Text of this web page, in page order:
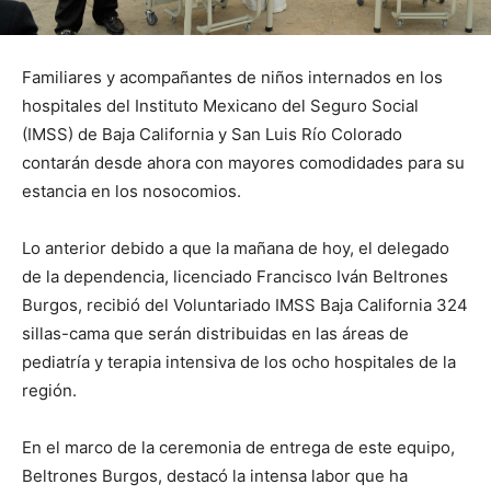
Familiares y acompañantes de niños internados en los
hospitales del Instituto Mexicano del Seguro Social
(IMSS) de Baja California y San Luis Río Colorado
contarán desde ahora con mayores comodidades para su
estancia en los nosocomios.
Lo anterior debido a que la mañana de hoy, el delegado
de la dependencia, licenciado Francisco Iván Beltrones
Burgos, recibió del Voluntariado IMSS Baja California 324
sillas-cama que serán distribuidas en las áreas de
pediatría y terapia intensiva de los ocho hospitales de la
región.
En el marco de la ceremonia de entrega de este equipo,
Beltrones Burgos, destacó la intensa labor que ha